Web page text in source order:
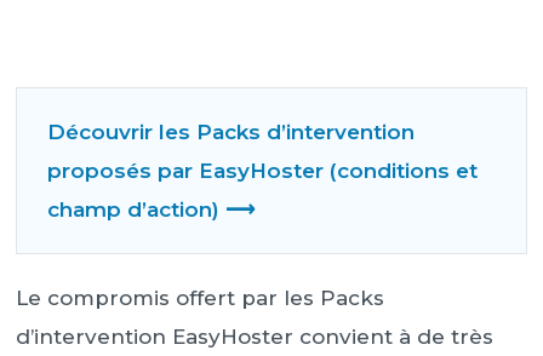
Découvrir les Packs d’intervention
proposés par EasyHoster (conditions et
champ d’action) ⟶
Le compromis offert par les Packs
d’intervention EasyHoster convient à de très